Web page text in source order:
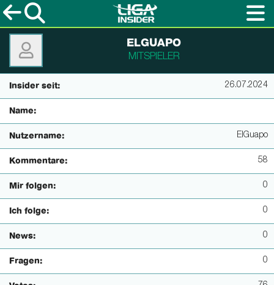
ELGUAPO
MITSPIELER
Insider seit: 26.07.2024
Name:
Nutzername: ElGuapo
Kommentare: 58
Mir folgen: 0
Ich folge: 0
News: 0
Fragen: 0